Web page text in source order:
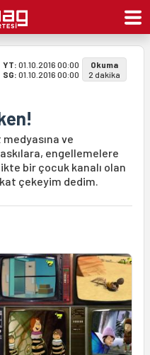
YT: 01.10.2016 00:00
SG: 01.10.2016 00:00
Okuma
2 dakika
ve
engellemelere
bir çocuk kanalı olan
çekeyim dedim.